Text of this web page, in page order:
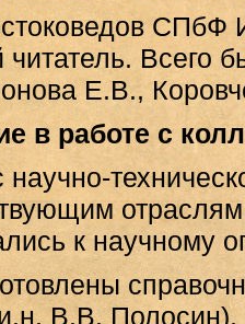
СПбФ
Всего
Е.В.,
в работе с
научно-
к научному
В.В.